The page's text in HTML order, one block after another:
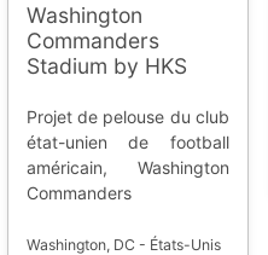
Washington
Commanders
Stadium by HKS
Projet de pelouse du club
état-unien de football
américain, Washington
Commanders
Washington, DC - États-Unis